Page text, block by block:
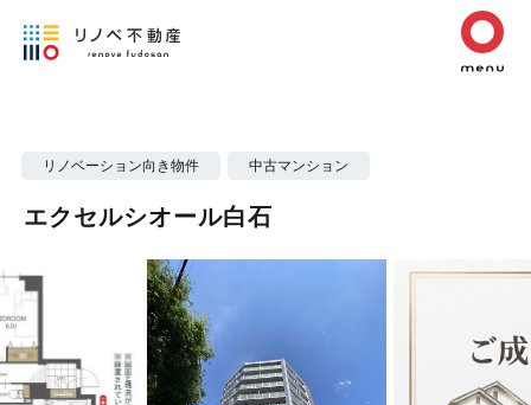
リノベーション向き物件 中古マンション
エクセルシオール白石